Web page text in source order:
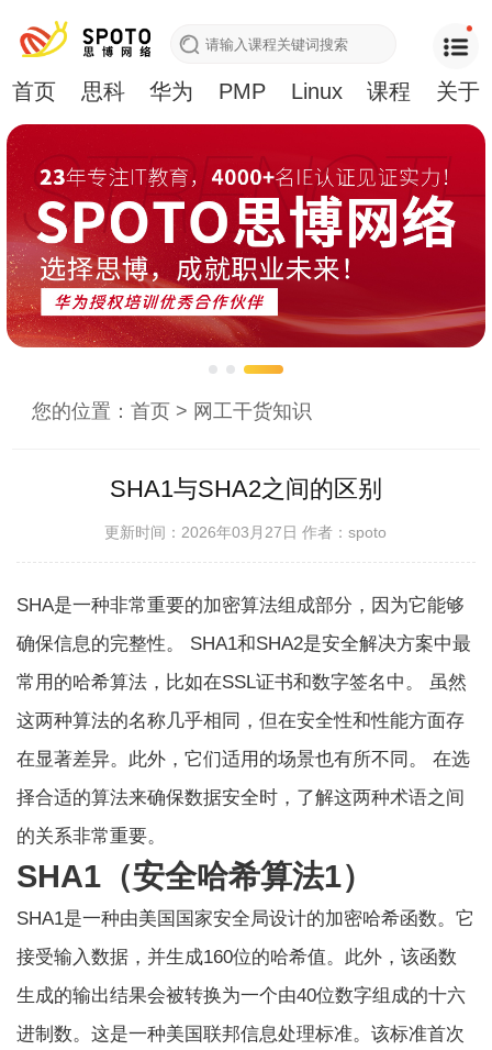
首页 思科 华为 PMP Linux 课程 关于
您的位置：首页 > 网工干货知识
SHA1与SHA2之间的区别
更新时间：2026年03月27日作者：spoto
SHA是一种非常重要的加密算法组成部分，因为它能够
确保信息的完整性。 SHA1和SHA2是安全解决方案中最
常用的哈希算法，比如在SSL证书和数字签名中。 虽然
这两种算法的名称几乎相同，但在安全性和性能方面存
在显著差异。此外，它们适用的场景也有所不同。 在选
择合适的算法来确保数据安全时，了解这两种术语之间
的关系非常重要。
SHA1（安全哈希算法1）
SHA1是一种由美国国家安全局设计的加密哈希函数。它
接受输入数据，并生成160位的哈希值。此外，该函数
生成的输出结果会被转换为一个由40位数字组成的十六
进制数。这是一种美国联邦信息处理标准。该标准首次